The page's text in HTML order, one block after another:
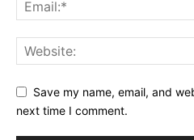
Save my name, email, and
next time I comment.